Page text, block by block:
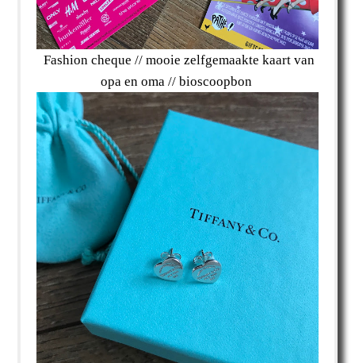
Fashion cheque // mooie zelfgemaakte kaart van
opa en oma // bioscoopbon